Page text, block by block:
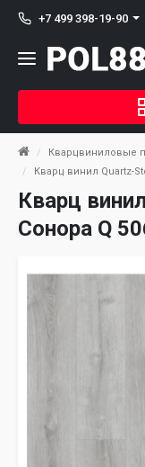
+7 499 398-19-90
Кварцвиниловые
Кварц винил Quartz-
Кварц
Сонора Q